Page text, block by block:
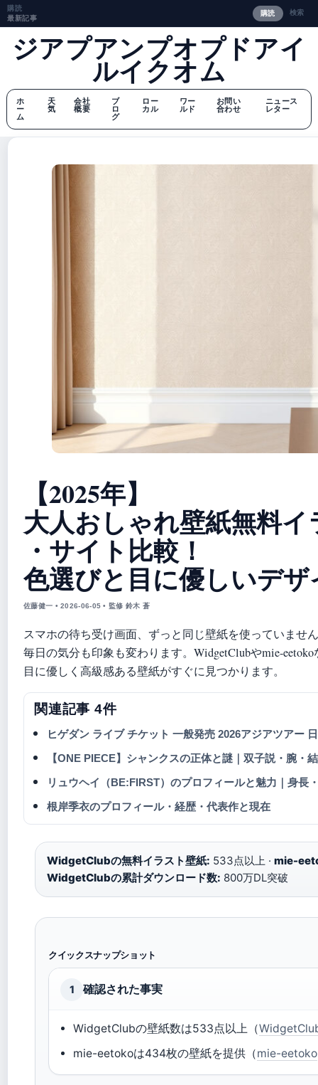
購読
最新記事
購読 検索
ジアプアンプオプドアイ
ルイクオム
ホ
ー
ム
天
気
会社
概要
ブ
ロ
グ
ロー
カル
ワー
ルド
お問い
合わせ
ニュース
レター
【2025年】
大人おしゃれ壁紙無料
・サイト比較！
色選びと目に優しいデ
佐藤健一 • 2026-06-05 • 監修 鈴木 蒼
スマホの待ち受け画面、ずっと同じ壁紙を使っていませ
毎日の気分も印象も変わります。WidgetClubやmie-
目に優しく高級感ある壁紙がすぐに見つかります。
関連記事 4件
ヒゲダン ライブ チケット 一般発売 2026アジアツアー
【ONE PIECE】シャンクスの正体と謎｜双子説・腕・
リュウヘイ（BE:FIRST）のプロフィールと魅力｜身長
根岸季衣のプロフィール・経歴・代表作と現在
WidgetClubの無料イラスト壁紙: 533点以上 · mie-
WidgetClubの累計ダウンロード数: 800万DL突破
クイックスナップショット
1 確認された事実
WidgetClubの壁紙数は533点以上（
mie-eetokoは434枚の壁紙を提供（mie-eetoko